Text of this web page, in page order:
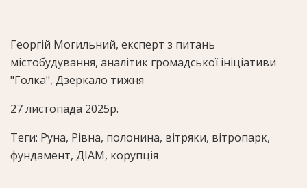
Георгій Могильний, експерт з питань
містобудування, аналітик громадської ініціативи
"Голка", Дзеркало тижня
27 листопада 2025р.
Теги: Руна, Рівна, полонина, вітряки, вітропарк,
фундамент, ДІАМ, корупція